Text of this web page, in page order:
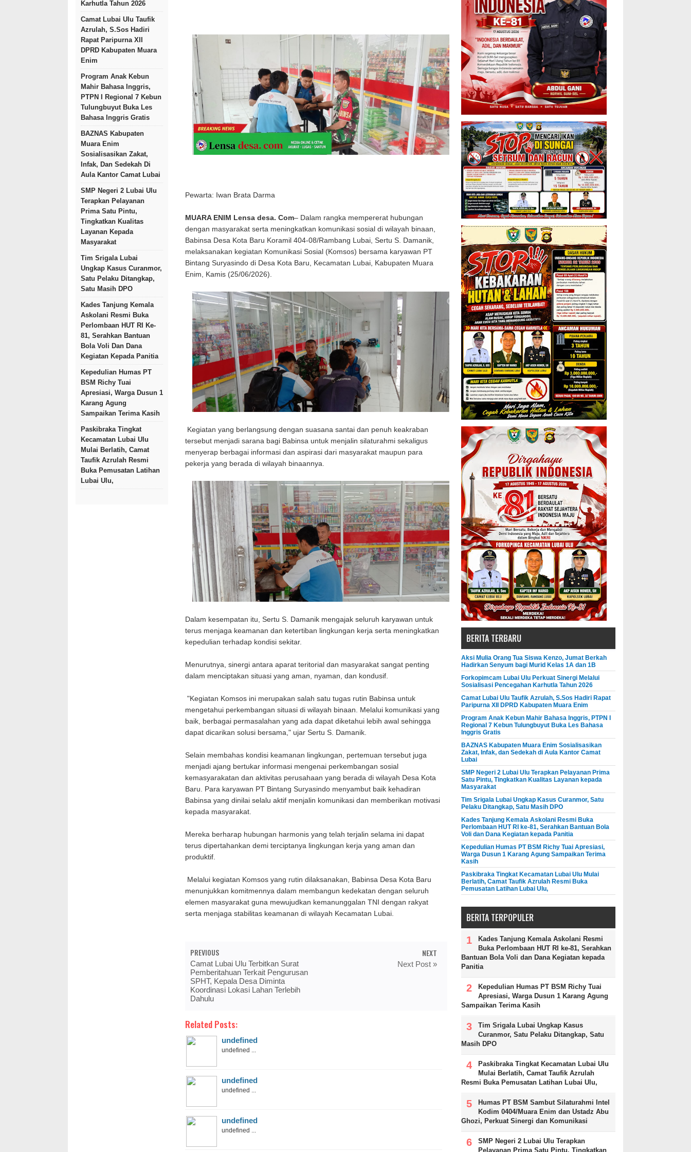
Karhutla Tahun 2026
Camat Lubai Ulu Taufik
Azrulah, S.Sos Hadiri
Rapat Paripurna XII
DPRD Kabupaten Muara
Enim
Program Anak Kebun
Mahir Bahasa Inggris,
PTPN I Regional 7 Kebun
Tulungbuyut Buka Les
Bahasa Inggris Gratis
BAZNAS Kabupaten
Muara Enim
Sosialisasikan Zakat,
Infak, Dan Sedekah Di
Aula Kantor Camat Lubai
SMP Negeri 2 Lubai Ulu
Terapkan Pelayanan
Prima Satu Pintu,
Tingkatkan Kualitas
Layanan Kepada
Masyarakat
Tim Srigala Lubai
Ungkap Kasus Curanmor,
Satu Pelaku Ditangkap,
Satu Masih DPO
Kades Tanjung Kemala
Askolani Resmi Buka
Perlombaan HUT RI Ke-
81, Serahkan Bantuan
Bola Voli Dan Dana
Kegiatan Kepada Panitia
Kepedulian Humas PT
BSM Richy Tuai
Apresiasi, Warga Dusun 1
Karang Agung
Sampaikan Terima Kasih
Paskibraka Tingkat
Kecamatan Lubai Ulu
Mulai Berlatih, Camat
Taufik Azrulah Resmi
Buka Pemusatan Latihan
Lubai Ulu,
Pewarta: Iwan Brata Darma
MUARA ENIM Lensa desa. Com– Dalam rangka mempererat hubungan
dengan masyarakat serta meningkatkan komunikasi sosial di wilayah binaan,
Babinsa Desa Kota Baru Koramil 404-08/Rambang Lubai, Sertu S. Damanik,
melaksanakan kegiatan Komunikasi Sosial (Komsos) bersama karyawan PT
Bintang Suryasindo di Desa Kota Baru, Kecamatan Lubai, Kabupaten Muara
Enim, Kamis (25/06/2026).
Kegiatan yang berlangsung dengan suasana santai dan penuh keakraban
tersebut menjadi sarana bagi Babinsa untuk menjalin silaturahmi sekaligus
menyerap berbagai informasi dan aspirasi dari masyarakat maupun para
pekerja yang berada di wilayah binaannya.
Dalam kesempatan itu, Sertu S. Damanik mengajak seluruh karyawan untuk
terus menjaga keamanan dan ketertiban lingkungan kerja serta meningkatkan
kepedulian terhadap kondisi sekitar.
Menurutnya, sinergi antara aparat teritorial dan masyarakat sangat penting
dalam menciptakan situasi yang aman, nyaman, dan kondusif.
"Kegiatan Komsos ini merupakan salah satu tugas rutin Babinsa untuk
mengetahui perkembangan situasi di wilayah binaan. Melalui komunikasi yang
baik, berbagai permasalahan yang ada dapat diketahui lebih awal sehingga
dapat dicarikan solusi bersama," ujar Sertu S. Damanik.
Selain membahas kondisi keamanan lingkungan, pertemuan tersebut juga
menjadi ajang bertukar informasi mengenai perkembangan sosial
kemasyarakatan dan aktivitas perusahaan yang berada di wilayah Desa Kota
Baru. Para karyawan PT Bintang Suryasindo menyambut baik kehadiran
Babinsa yang dinilai selalu aktif menjalin komunikasi dan memberikan motivasi
kepada masyarakat.
Mereka berharap hubungan harmonis yang telah terjalin selama ini dapat
terus dipertahankan demi terciptanya lingkungan kerja yang aman dan
produktif.
Melalui kegiatan Komsos yang rutin dilaksanakan, Babinsa Desa Kota Baru
menunjukkan komitmennya dalam membangun kedekatan dengan seluruh
elemen masyarakat guna mewujudkan kemanunggalan TNI dengan rakyat
serta menjaga stabilitas keamanan di wilayah Kecamatan Lubai.
PREVIOUS
Camat Lubai Ulu Terbitkan Surat
Pemberitahuan Terkait Pengurusan
SPHT, Kepala Desa Diminta
Koordinasi Lokasi Lahan Terlebih
Dahulu
NEXT
Next Post »
Related Posts:
undefined
undefined ...
undefined
undefined ...
undefined
undefined ...
BERITA TERBARU
Aksi Mulia Orang Tua Siswa Kenzo, Jumat Berkah
Hadirkan Senyum bagi Murid Kelas 1A dan 1B
Forkopimcam Lubai Ulu Perkuat Sinergi Melalui
Sosialisasi Pencegahan Karhutla Tahun 2026
Camat Lubai Ulu Taufik Azrulah, S.Sos Hadiri Rapat
Paripurna XII DPRD Kabupaten Muara Enim
Program Anak Kebun Mahir Bahasa Inggris, PTPN I
Regional 7 Kebun Tulungbuyut Buka Les Bahasa
Inggris Gratis
BAZNAS Kabupaten Muara Enim Sosialisasikan
Zakat, Infak, dan Sedekah di Aula Kantor Camat
Lubai
SMP Negeri 2 Lubai Ulu Terapkan Pelayanan Prima
Satu Pintu, Tingkatkan Kualitas Layanan kepada
Masyarakat
Tim Srigala Lubai Ungkap Kasus Curanmor, Satu
Pelaku Ditangkap, Satu Masih DPO
Kades Tanjung Kemala Askolani Resmi Buka
Perlombaan HUT RI ke-81, Serahkan Bantuan Bola
Voli dan Dana Kegiatan kepada Panitia
Kepedulian Humas PT BSM Richy Tuai Apresiasi,
Warga Dusun 1 Karang Agung Sampaikan Terima
Kasih
Paskibraka Tingkat Kecamatan Lubai Ulu Mulai
Berlatih, Camat Taufik Azrulah Resmi Buka
Pemusatan Latihan Lubai Ulu,
BERITA TERPOPULER
Kades Tanjung Kemala Askolani Resmi
Buka Perlombaan HUT RI ke-81, Serahkan
Bantuan Bola Voli dan Dana Kegiatan kepada
Panitia
Kepedulian Humas PT BSM Richy Tuai
Apresiasi, Warga Dusun 1 Karang Agung
Sampaikan Terima Kasih
Tim Srigala Lubai Ungkap Kasus
Curanmor, Satu Pelaku Ditangkap, Satu
Masih DPO
Paskibraka Tingkat Kecamatan Lubai Ulu
Mulai Berlatih, Camat Taufik Azrulah
Resmi Buka Pemusatan Latihan Lubai Ulu,
Humas PT BSM Sambut Silaturahmi Intel
Kodim 0404/Muara Enim dan Ustadz Abu
Ghozi, Perkuat Sinergi dan Komunikasi
SMP Negeri 2 Lubai Ulu Terapkan
Pelayanan Prima Satu Pintu, Tingkatkan